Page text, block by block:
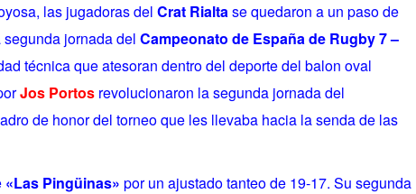
las jugadoras del Crat Rialtase quedaron a un paso de
jornada del Campeonato de España de Rugby 7 –
técnica que atesoran dentro del deporte del balon oval
Jos Portosrevolucionaron la segunda jornada del
de honor del torneo que les llevaba hacia la senda de las
«Las Pingüinas» por un ajustado tanteo de 19-17. Su segunda